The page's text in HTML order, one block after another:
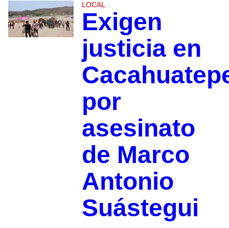
LOCAL
Exigen
justicia en
por
asesinato
de Marco
Antonio
Suástegui